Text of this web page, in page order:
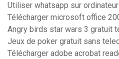
Utiliser whatsapp sur
Télécharger microsoft office
Angry birds star wars 3 gratuit
Jeux de poker gratuit sans
Télécharger adobe acrobat